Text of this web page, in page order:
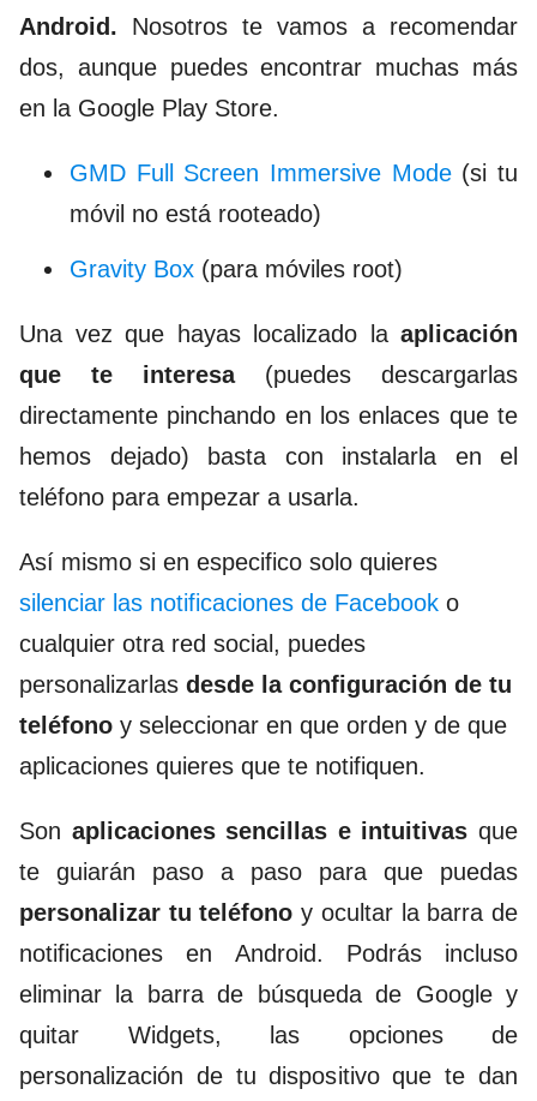
Android. Nosotros te vamos a recomendar
dos, aunque puedes encontrar muchas más
en la Google Play Store.
GMD Full Screen Immersive Mode(si tu
móvil no está rooteado)
Gravity Box (para móviles root)
Una vez que hayas localizado la aplicación
que te interesa(puedes descargarlas
directamente pinchando en los enlaces que te
hemos dejado) basta con instalarla en el
teléfono para empezar a usarla.
Así mismo si en especifico solo quieres
silenciar las notificaciones de Facebook o
cualquier otra red social, puedes
personalizarlas desde la configuración de tu
teléfono y seleccionar en que orden y de que
aplicaciones quieres que te notifiquen.
Son aplicaciones sencillas e intuitivas que
te guiarán paso a paso para que puedas
personalizar tu teléfonoy ocultar la barra de
notificaciones en Android. Podrás incluso
eliminar la barra de búsqueda de Google y
quitar Widgets, las opciones de
personalización de tu dispositivo que te dan